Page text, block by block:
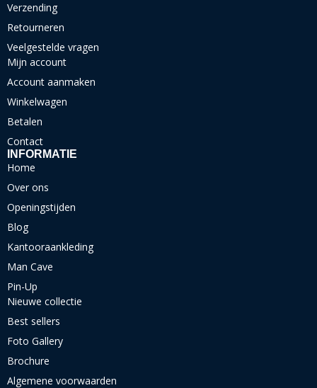
Verzending
Retourneren
Veelgestelde vragen
Mijn account
Account aanmaken
Winkelwagen
Betalen
Contact
INFORMATIE
Home
Over ons
Openingstijden
Blog
Kantooraankleding
Man Cave
Pin-Up
Nieuwe collectie
Best sellers
Foto Gallery
Brochure
Algemene voorwaarden